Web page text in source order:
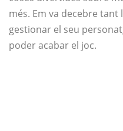
més. Em va decebre tant
gestionar el seu
poder acabar el joc.